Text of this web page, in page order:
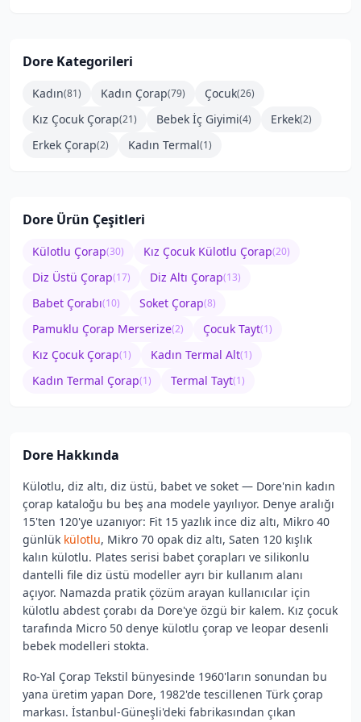
Dore Kategorileri
Kadın(81) Kadın Çorap(79) Çocuk(26)
Kız Çocuk Çorap(21) Bebek İç Giyimi(4) Erkek(2)
Erkek Çorap(2) Kadın Termal(1)
Dore Ürün Çeşitleri
Külotlu Çorap(30) Kız Çocuk Külotlu Çorap(20)
Diz Üstü Çorap(17) Diz Altı Çorap(13)
Babet Çorabı(10) Soket Çorap(8)
Pamuklu Çorap Merserize(2) Çocuk Tayt(1)
Kız Çocuk Çorap(1) Kadın Termal Alt(1)
Kadın Termal Çorap(1) Termal Tayt(1)
Dore Hakkında
Külotlu, diz altı, diz üstü, babet ve soket — Dore'nin kadın
çorap kataloğu bu beş ana modele yayılıyor. Denye aralığı
15'ten 120'ye uzanıyor: Fit 15 yazlık ince diz altı, Mikro 40
günlük külotlu, Mikro 70 opak diz altı, Saten 120 kışlık
kalın külotlu. Plates serisi babet çorapları ve silikonlu
dantelli file diz üstü modeller ayrı bir kullanım alanı
açıyor. Namazda pratik çözüm arayan kullanıcılar için
külotlu abdest çorabı da Dore'ye özgü bir kalem. Kız çocuk
tarafında Micro 50 denye külotlu çorap ve leopar desenli
bebek modelleri stokta.
Ro-Yal Çorap Tekstil bünyesinde 1960'ların sonundan bu
yana üretim yapan Dore, 1982'de tescillenen Türk çorap
markası. İstanbul-Güneşli'deki fabrikasından çıkan